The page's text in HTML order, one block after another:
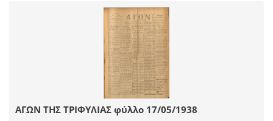
ΑΓΩΝ ΤΗΣ ΤΡΙΦΥΛΙΑΣ φύλλο 17/05/1938